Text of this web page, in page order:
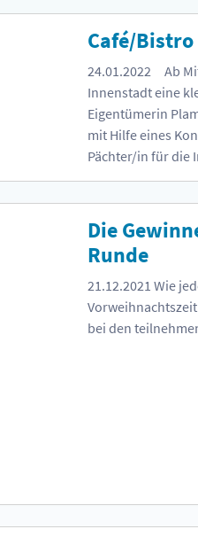
Café/
24.01.2022
Ab
Innenstadt eine
Eigentümerin
mit Hilfe eines
Pächter/in für die
Die
Runde
21.12.2021Wie
bei den